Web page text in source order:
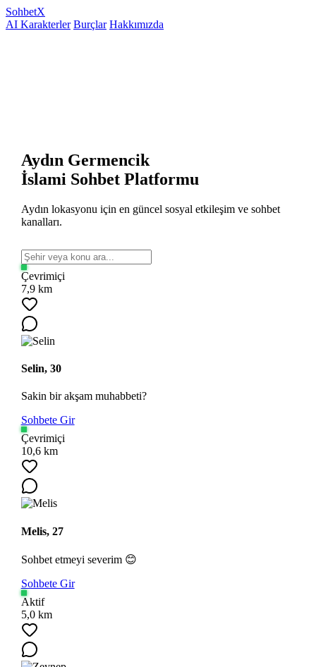
SohbetX
AI Karakterler Burçlar Hakkımızda
Aydın Germencik
İslami Sohbet Platformu
Aydın lokasyonu için en güncel sosyal etkileşim ve sohbet
kanalları.
Çevrimiçi
7,9 km
Selin, 30
Sakin bir akşam muhabbeti?
Sohbete Gir
Çevrimiçi
10,6 km
Melis, 27
Sohbet etmeyi severim 😊
Sohbete Gir
Aktif
5,0 km